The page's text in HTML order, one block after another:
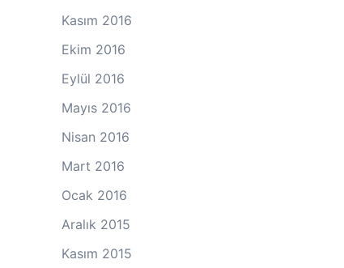
Kasım 2016
Ekim 2016
Eylül 2016
Mayıs 2016
Nisan 2016
Mart 2016
Ocak 2016
Aralık 2015
Kasım 2015